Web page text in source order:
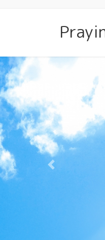
ツ
に
移
動
シ
ョ
ン
に
移
動
Previous